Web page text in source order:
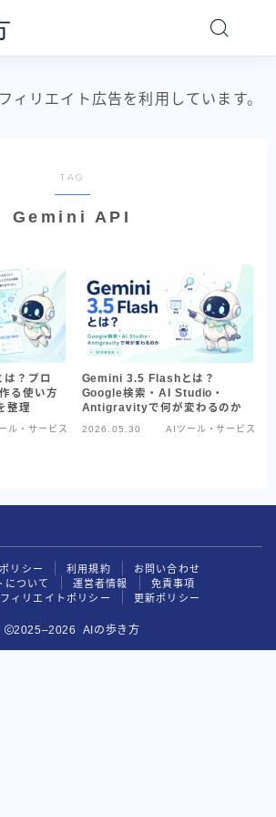
ィリエイト広告を利用しています。
TAG
Gemini API
？プロ
る使い方
整理
ル・サービス
Gemini 3.5 Flashとは？
Google検索・AI Studio・
Antigravityで何が変わるのか
2026.05.30 AIツール・サービス
リシー 利用規約
お問い合わせ
について
運営者情報
免責事項
ィリエイトポリシー
更新ポリシー
2025–2026 AIの歩き方